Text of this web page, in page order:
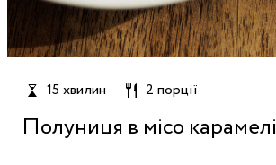
15 хвилин 2 порції
Полуниця в місо карамелі